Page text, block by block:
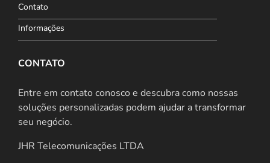
Contato
Informações
CONTATO
Entre em contato conosco e descubra como nossas
soluções personalizadas podem ajudar a transformar
seu negócio.
JHR Telecomunicações LTDA